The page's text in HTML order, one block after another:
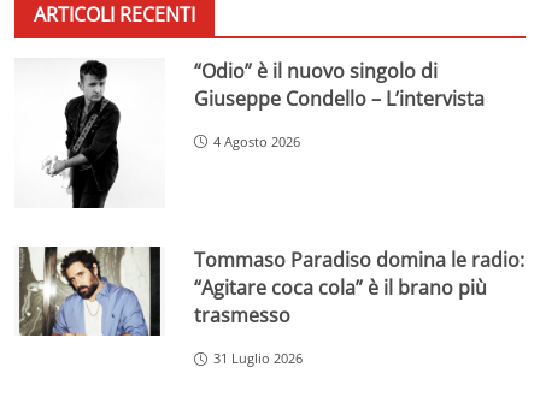
ARTICOLI RECENTI
“Odio” è il nuovo singolo di
Giuseppe Condello – L’intervista
4 Agosto 2026
Tommaso Paradiso domina le radio:
“Agitare coca cola” è il brano più
trasmesso
31 Luglio 2026